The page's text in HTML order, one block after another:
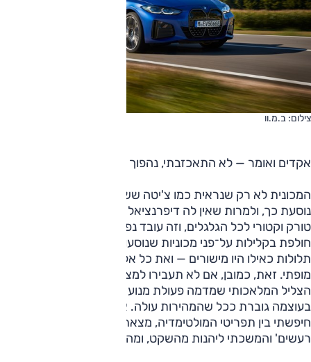
צילום: ב.מ.וו
אקדים ואומר — לא התאכזבתי, נהפוך הוא.
המכונית לא רק שנראית כמו צ'יטה ששה אלי טרף, היא גם
נוסעת כך, ולמרות שאין לה דיפרנציאל מוגבל־החלקה הרי יש לה
טורק וקטורי לכל הגלגלים, וזה עובד נפלא. היא טורפת פניות,
חולפת בקלילות על־פני מכוניות שנוסעות לפניה, מטפסת בעליות
תלולות כאילו היו מישורים — ואת כל אלה היא עושה בשקט
מופתי. זאת, כמובן, אם לא תעבירו למצב 'ספורט' ותפעילו את
הצליל המלאכותי שמדמה פעולת מנוע מהמאה העשרים —
בעוצמה גוברת ככל שהמהירות עולה. אני אמרתי "לא, תודה",
חיפשתי בין תפריטי המולטימדיה, מצאתי את מצב 'השתק
רעשים' והמשכתי ליהנות מהשקט, ומהנוחות.